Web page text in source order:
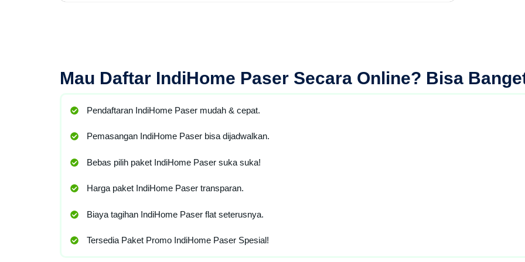
Mau Daftar IndiHome Paser Secara Online? Bisa
Pendaftaran IndiHome Paser mudah & cepat.
Pemasangan IndiHome Paser bisa dijadwalkan.
Bebas pilih paket IndiHome Paser suka suka!
Harga paket IndiHome Paser transparan.
Biaya tagihan IndiHome Paser flat seterusnya.
Tersedia Paket Promo IndiHome Paser Spesial!